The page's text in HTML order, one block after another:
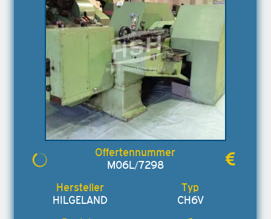
M06L/7298
HILGELAND CH6V